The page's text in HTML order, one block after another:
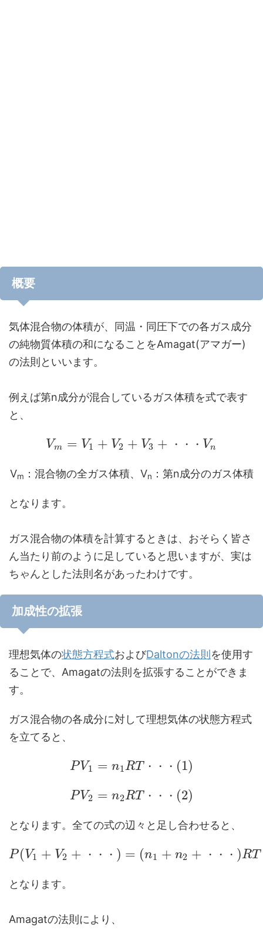
概要
気体混合物の体積が、同温・同圧下での各ガス成分
の純物質体積の和になることをAmagat(アマガー)
の法則といいます。
例えば第n成分が混合しているガス体積を式で表す
と、
Vm = V1 + V2 + V3 + ・ ・ ・ Vn
Vm ：混合物の全ガス体積、Vn ：第n成分のガス体積
となります。
ガス混合物の体積を計算するときは、おそらく皆さ
ん当たり前のように足していると思いますが、実は
ちゃんとした法則名があったわけです。
加成性の拡張
理想気体の状態方程式およびDaltonの法則 を使用す
ることで、Amagatの法則を拡張することができま
す。
ガス混合物の各成分に対して理想気体の状態方程式
を立てると、
P V1 = n1RT ・ ・ ・ (1)
P V2 = n2RT ・ ・ ・ (2)
となります。全ての式の辺々と足し合わせると、
P (V1 + V2 + ・ ・ ・ ) = (n1 + n2 + ・ ・ ・ )RT
となります。
Amagatの法則により、